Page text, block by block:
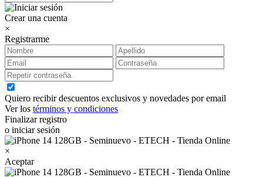
Crear una cuenta
×
Registrarme
Quiero recibir descuentos exclusivos y novedades por email
Ver los términos y condiciones
Finalizar registro
o iniciar sesión
×
Aceptar